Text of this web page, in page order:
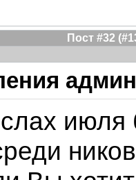
Пост #32
июля
ников